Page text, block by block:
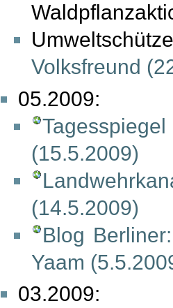
Volksfreund
05.2009:
(15.5.2009)
(14.5.2009)
Blog
Yaam
03.2009: